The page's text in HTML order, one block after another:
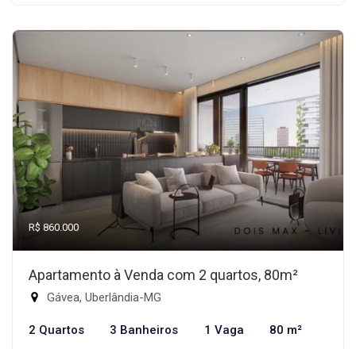
R$ 860.000
Apartamento à Venda com 2 quartos, 80m²
Gávea, Uberlândia-MG
2 Quartos 3 Banheiros 1 Vaga 80 m²